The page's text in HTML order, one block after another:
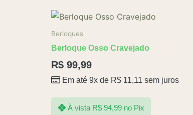
Berloques
Berloque Osso Cravejado
R$ 99,99
Em até 9x de R$ 11,11 sem juros
À vista R$94,99 no Pix